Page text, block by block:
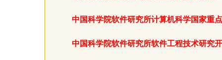
中国科学院软件研究所计算机科学国家重
中国科学院软件研究所软件工程技术研究